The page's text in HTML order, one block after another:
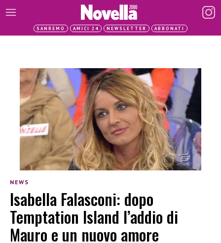
SANREMO AMICI 24 NEWSLETTER ABBONATI
NEWS
Isabella Falasconi: dopo
Temptation Island l’addio di
Mauro e un nuovo amore